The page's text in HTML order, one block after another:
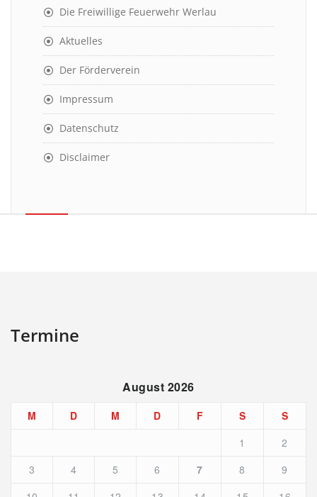
Die Freiwillige Feuerwehr Werlau
Aktuelles
Der Förderverein
Impressum
Datenschutz
Disclaimer
Termine
August 2026
M D M D F S
S
1
2
3
4 5 6 7 8
9